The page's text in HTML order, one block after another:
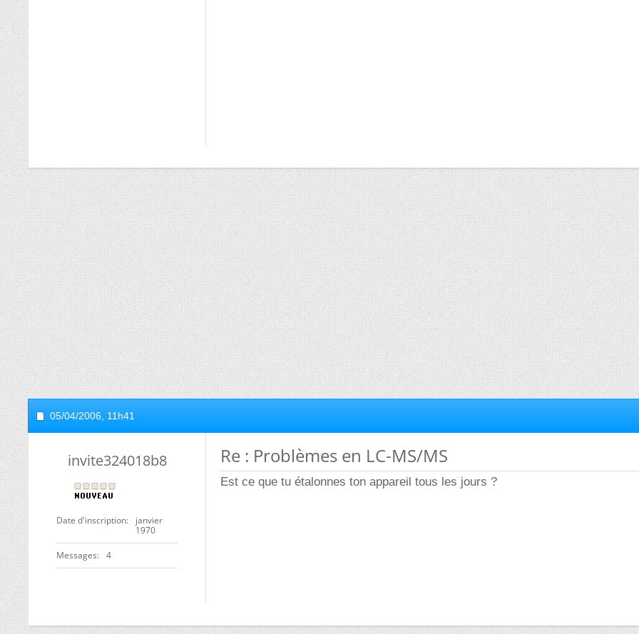
05/04/2006, 11h41
invite324018b8
Date d'inscription
janvier
1970
Messages 4
Re : Problèmes en LC-MS/MS
Est ce que tu étalonnes ton appareil tous les jours ?